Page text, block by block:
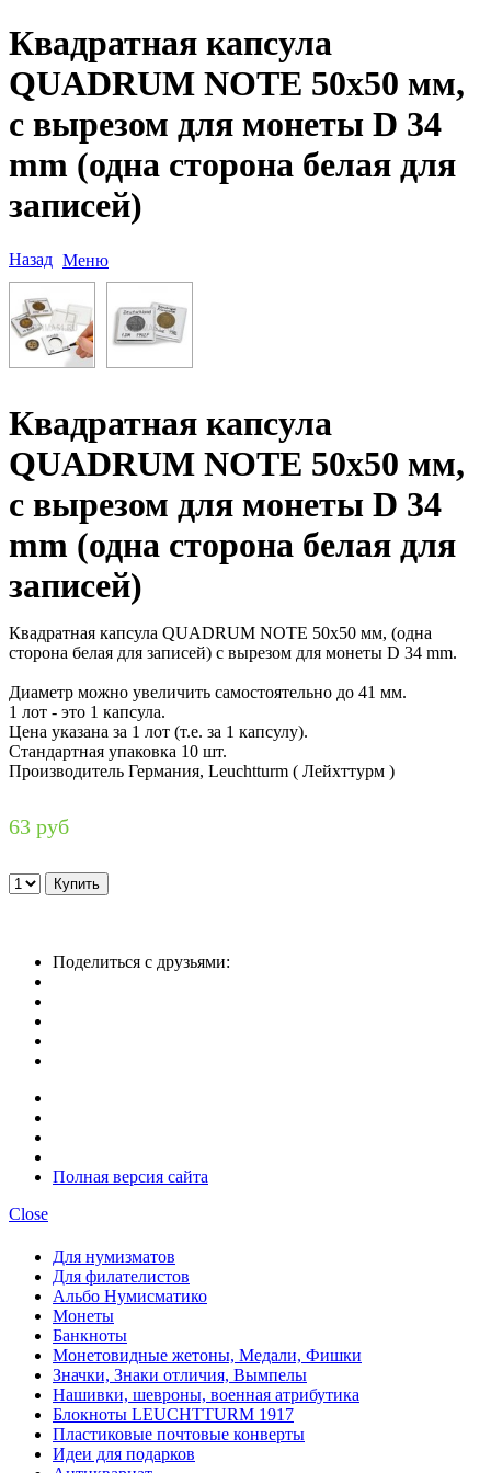
Квадратная капсула
QUADRUM NOTE 50х50 мм,
с вырезом для монеты D 34
mm (одна сторона белая для
записей)
Назад Меню
Квадратная капсула
QUADRUM NOTE 50х50 мм,
с вырезом для монеты D 34
mm (одна сторона белая для
записей)
Квадратная капсула QUADRUM NOTE 50х50 мм, (одна
сторона белая для записей) с вырезом для монеты D 34 mm.
Диаметр можно увеличить самостоятельно до 41 мм.
1 лот - это 1 капсула.
Цена указана за 1 лот (т.е. за 1 капсулу).
Стандартная упаковка 10 шт.
Производитель Германия, Leuchtturm ( Лейхттурм )
63 руб
Поделиться с друзьями:
Полная версия сайта
Close
Для нумизматов
Для филателистов
Альбо Нумисматико
Монеты
Банкноты
Монетовидные жетоны, Медали, Фишки
Значки, Знаки отличия, Вымпелы
Нашивки, шевроны, военная атрибутика
Блокноты LEUCHTTURM 1917
Пластиковые почтовые конверты
Идеи для подарков